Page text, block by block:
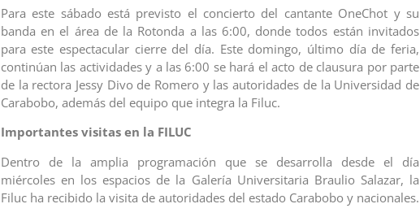
Para este sábado está previsto el concierto del cantante OneChot y su
banda en el área de la Rotonda a las 6:00, donde todos están invitados
para este espectacular cierre del día. Este domingo, último día de feria,
continúan las actividades y a las 6:00 se hará el acto de clausura por parte
de la rectora Jessy Divo de Romero y las autoridades de la Universidad de
Carabobo, además del equipo que integra la Filuc.
Importantes visitas en la FILUC
Dentro de la amplia programación que se desarrolla desde el día
miércoles en los espacios de la Galería Universitaria Braulio Salazar, la
Filuc ha recibido la visita de autoridades del estado Carabobo y nacionales.